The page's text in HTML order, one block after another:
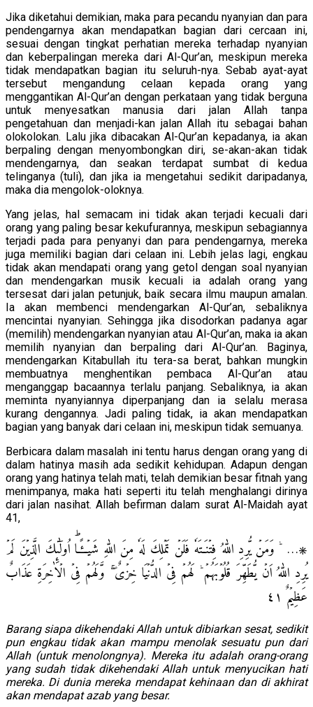
Jika diketahui demikian, maka para pecandu nyanyian dan para
pendengarnya akan mendapatkan bagian dari cercaan ini,
sesuai dengan tingkat perhatian mereka terhadap nyanyian
dan keberpalingan mereka dari Al-Qur’an, meskipun mereka
tidak mendapatkan bagian itu seluruh-nya. Sebab ayat-ayat
tersebut mengandung celaan kepada orang yang
menggantikan Al-Qur’an dengan perkataan yang tidak berguna
untuk menyesatkan manusia dari jalan Allah tanpa
pengetahuan dan menjadi-kan jalan Allah itu sebagai bahan
olokolokan. Lalu jika dibacakan Al-Qur’an kepadanya, ia akan
berpaling dengan menyombongkan diri, se-akan-akan tidak
mendengarnya, dan seakan terdapat sumbat di kedua
telinganya (tuli), dan jika ia mengetahui sedikit daripadanya,
maka dia mengolok-oloknya.
Yang jelas, hal semacam ini tidak akan terjadi kecuali dari
orang yang paling besar kekufurannya, meskipun sebagiannya
terjadi pada para penyanyi dan para pendengarnya, mereka
juga memiliki bagian dari celaan ini. Lebih jelas lagi, engkau
tidak akan mendapati orang yang getol dengan soal nyanyian
dan mendengarkan musik kecuali ia adalah orang yang
tersesat dari jalan petunjuk, baik secara ilmu maupun amalan.
Ia akan membenci mendengarkan Al-Qur’an, sebaliknya
mencintai nyanyian. Sehingga jika disodorkan padanya agar
(memilih) mendengarkan nyanyian atau Al-Qur’an, maka ia akan
memilih nyanyian dan berpaling dari Al-Qur’an. Baginya,
mendengarkan Kitabullah itu tera-sa berat, bahkan mungkin
membuatnya menghentikan pembaca Al-Qur’an atau
menganggap bacaannya terlalu panjang. Sebaliknya, ia akan
meminta nyanyiannya diperpanjang dan ia selalu merasa
kurang dengannya. Jadi paling tidak, ia akan mendapatkan
bagian yang banyak dari celaan ini, meskipun tidak semuanya.
Berbicara dalam masalah ini tentu harus dengan orang yang di
dalam hatinya masih ada sedikit kehidupan. Adapun dengan
orang yang hatinya telah mati, telah demikian besar fitnah yang
menimpanya, maka hati seperti itu telah menghalangi dirinya
dari jalan nasihat. Allah befirman dalam surat Al-Maidah ayat
41,
۞… ​ ؕ وَمَنۡ يُّرِدِ اللّٰهُ فِتۡنَـتَهٗ فَلَنۡ تَمۡلِكَ لَهٗ مِنَ اللّٰهِ شَيۡــًٔـا​ؕ اُولٰٓٮِٕكَ الَّذِيۡنَ لَمۡ
يُرِدِ اللّٰهُ اَنۡ يُّطَهِّرَ قُلُوۡبَهُمۡ​ ؕ لَهُمۡ فِىۡ الدُّنۡيَا خِزۡىٌ ۚۖ وَّلَهُمۡ فِىۡ الۡاٰخِرَةِ عَذَابٌ
عَظِيۡمٌ‏ ٤١
Barang siapa dikehendaki Allah untuk dibiarkan sesat, sedikit
pun engkau tidak akan mampu menolak sesuatu pun dari
Allah (untuk menolongnya). Mereka itu adalah orang-orang
yang sudah tidak dikehendaki Allah untuk menyucikan hati
mereka. Di dunia mereka mendapat kehinaan dan di akhirat
akan mendapat azab yang besar.